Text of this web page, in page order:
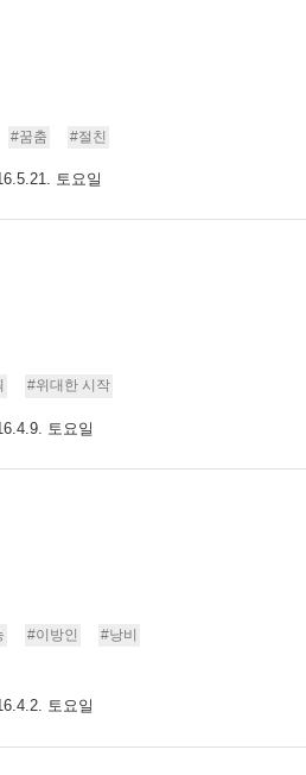
#꿈춤 #절친
토요일
#위대한 시작
토요일
#이방인
#낭비
토요일